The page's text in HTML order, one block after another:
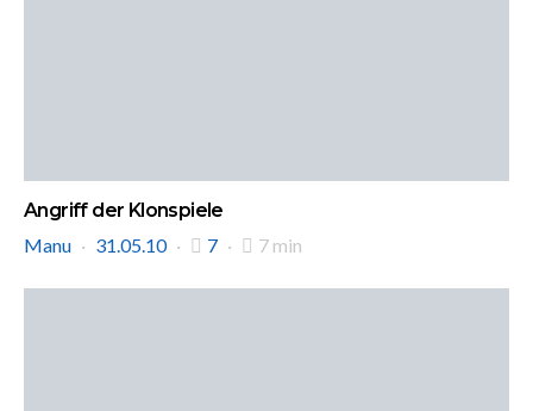
Angriff der Klonspiele
Manu
31.05.10 7 7 min